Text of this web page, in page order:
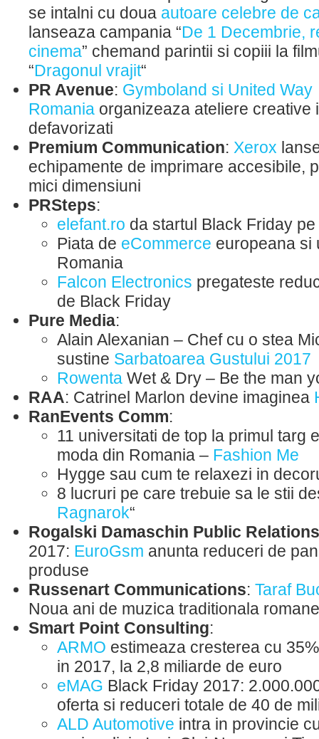
se intalni cu doua autoare celebre de
lanseaza campania “De 1 Decembrie,
cinema” chemand parintii si copiii la
“Dragonul vrajit“
PR Avenue: Gymboland si United Way
Romania organizeaza ateliere creative
defavorizati
Premium Communication: Xerox
echipamente de imprimare accesibile,
mici dimensiuni
PRSteps:
elefant.ro da startul Black Friday
Piata de eCommerce europeana si
Romania
Falcon Electronics pregateste
de Black Friday
Pure Media:
Alain Alexanian – Chef cu o stea
sustine Sarbatoarea Gustului 2017
Rowenta Wet & Dry – Be the man
RAA: Catrinel Marlon devine imaginea
RanEvents Comm:
11 universitati de top la primul targ
moda din Romania – Fashion Me
Hygge sau cum te relaxezi in
8 lucruri pe care trebuie sa le stii
Ragnarok“
Rogalski Damaschin Public Relations
2017: EuroGsm anunta reduceri de
produse
Russenart Communications: Taraf
Noua ani de muzica traditionala
Smart Point Consulting:
ARMO estimeaza cresterea cu
in 2017, la 2,8 miliarde de euro
eMAG Black Friday 2017:
oferta si reduceri totale de 40 de
ALD Automotive intra in provincie